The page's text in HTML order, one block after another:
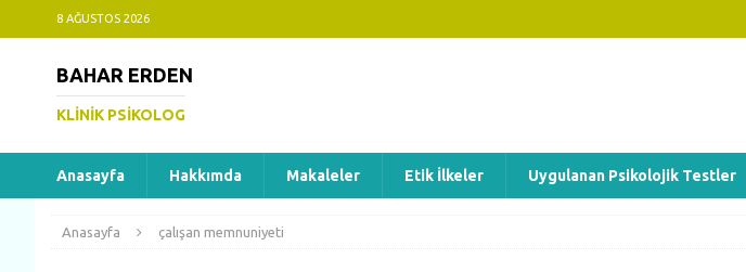
8 AĞUSTOS 2026
BAHAR ERDEN
KLINIK PSIKOLOG
Anasayfa Hakkımda Makaleler Etik İlkeler Uygulanan Psikolojik Testler
Anasayfa çalışan memnuniyeti